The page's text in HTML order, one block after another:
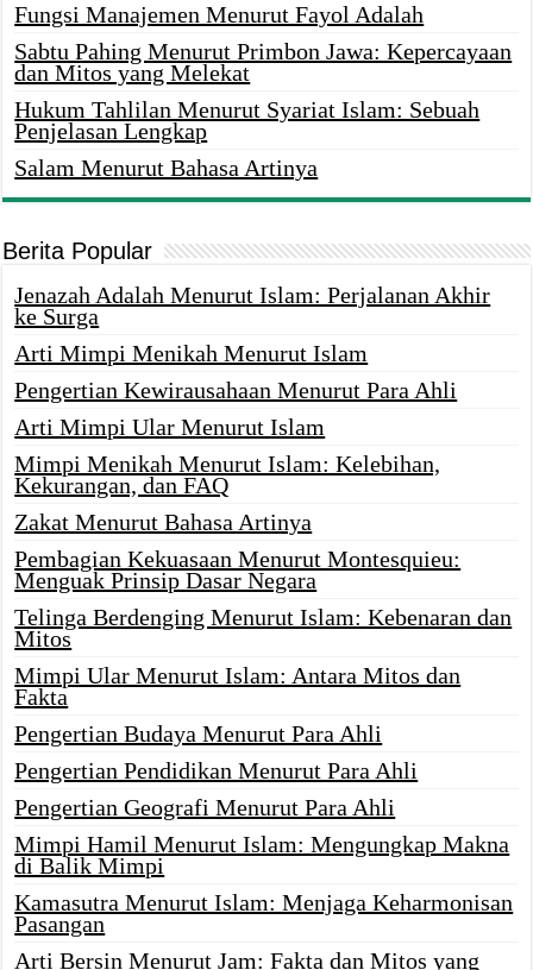
Fungsi Manajemen Menurut Fayol Adalah
Sabtu Pahing Menurut Primbon Jawa: Kepercayaan
dan Mitos yang Melekat
Hukum Tahlilan Menurut Syariat Islam: Sebuah
Penjelasan Lengkap
Salam Menurut Bahasa Artinya
Berita Popular
Jenazah Adalah Menurut Islam: Perjalanan Akhir
ke Surga
Arti Mimpi Menikah Menurut Islam
Pengertian Kewirausahaan Menurut Para Ahli
Arti Mimpi Ular Menurut Islam
Mimpi Menikah Menurut Islam: Kelebihan,
Kekurangan, dan FAQ
Zakat Menurut Bahasa Artinya
Pembagian Kekuasaan Menurut Montesquieu:
Menguak Prinsip Dasar Negara
Telinga Berdenging Menurut Islam: Kebenaran dan
Mitos
Mimpi Ular Menurut Islam: Antara Mitos dan
Fakta
Pengertian Budaya Menurut Para Ahli
Pengertian Pendidikan Menurut Para Ahli
Pengertian Geografi Menurut Para Ahli
Mimpi Hamil Menurut Islam: Mengungkap Makna
di Balik Mimpi
Kamasutra Menurut Islam: Menjaga Keharmonisan
Pasangan
Arti Bersin Menurut Jam: Fakta dan Mitos yang